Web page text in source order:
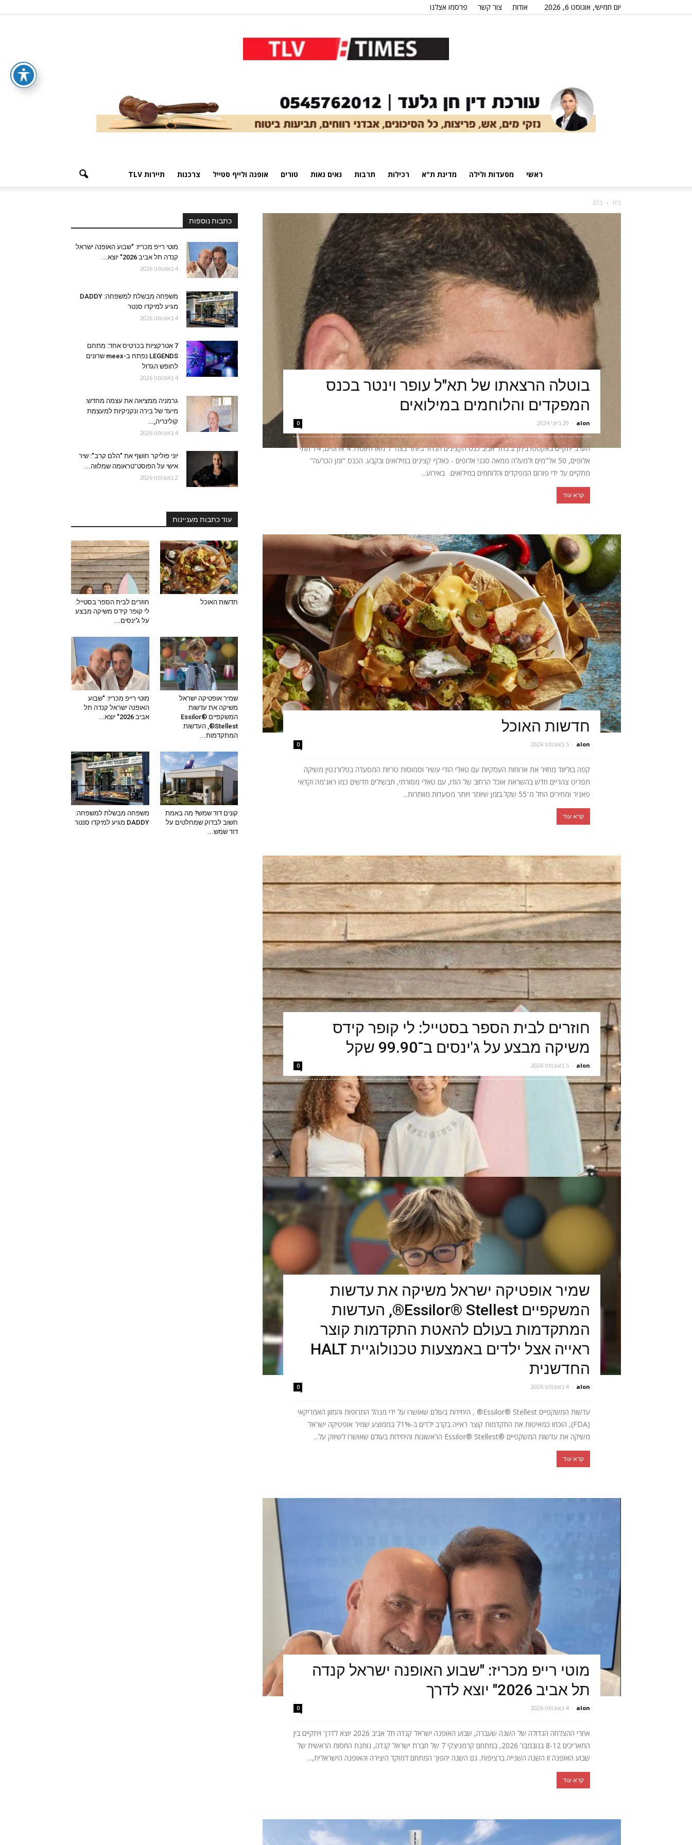
יום חמישי, אוגוסט 6, 2026 אודות צור קשר פרסמו אצלנו
ראשי מסעדות ולילה מדינת ת"א רכילות תרבות גאים גאות טורים אופנה ולייף סטייל צרכנות תיירות TLV
בית בלוג
בוטלה הרצאתו של תא"ל עופר וינטר בכנס
המפקדים והלוחמים במילואים
alon
- 20 ביוני 2024 0
הערב יתקיים באקספו ביתן 2 בתל אביב כנס הקצינים הגדול ביותר בצה״ל מאז היווסדו: 4 אלופים, 14 תתי
אלופים, 50 אל"מים ולמעלה ממאה סגני אלופים - כאלף קצינים במילואים ובקבע. הכנס "זמן הכרעה"
מתקיים על ידי פורום המפקדים והלוחמים במילואים. באירוע...
קרא עוד
חדשות האוכל
alon
- 5 באוגוסט 2026 0
קפה בוליווד מחזיר את ארוחות העסקיות עם טאלי הודי עשיר וסמוסות טריות המסעדה בפלורנטין משיקה
תפריט צהריים חדש בהשראת אוכל הרחוב של הודו, עם טאלי מסורתי, תבשילים חדשים כמו ראג'מה וקדאי
פאניר ומחירים החל מ־55 שקל.בזמן שיותר ויותר מסעדות מוותרות...
קרא עוד
חוזרים לבית הספר בסטייל: לי קופר קידס
משיקה מבצע על ג'ינסים ב־99.90 שקל
alon
- 5 באוגוסט 2026 0
לקראת פתיחת שנת הלימודים מציעה הרשת מגוון רחב של ג'ינסים לילדים ולילדות במחיר מיוחד, למשך
כחודש ובכל סניפי הרשת. לקראת החזרה לבית הספר ולגני הילדים, רשת האופנה הבריטית לי קופר קידס
יוצאת במבצע מיוחד על מגוון רחב של ג'ינסים לילדים...
קרא עוד
שמיר אופטיקה ישראל משיקה את עדשות
המשקפיים Essilor® Stellest®, העדשות
המתקדמות בעולם להאטת התקדמות קוצר
ראייה אצל ילדים באמצעות טכנולוגיית HALT
החדשנית
alon
- 4 באוגוסט 2026 0
עדשות המשקפיים Essilor® Stellest® , היחידות בעולם שאושרו על ידי מנהל התרופות והמזון האמריקאי
(FDA), הוכחו כמאיטות את התקדמות קוצר ראייה בקרב ילדים ב-71% בממוצע שמיר אופטיקה ישראל
משיקה את עדשות המשקפיים ®Essilor® Stellest הראשונות והיחידות בעולם שאושרו לשיווק על...
קרא עוד
מוטי רייפ מכריז: "שבוע האופנה ישראל קנדה
תל אביב 2026" יוצא לדרך
alon
- 4 באוגוסט 2026 0
אחרי ההצלחה הגדולה של השנה שעברה, שבוע האופנה ישראל קנדה תל אביב 2026 יוצא לדרך ויתקיים בין
התאריכים 8-12 בנובמבר 2026, במתחם קרמניצקי 7 של חברת ישראל קנדה, נותנת החסות הראשית של
שבוע האופנה זו השנה השנייה ברציפות. גם השנה יהפוך המתחם למוקד היצירה והאופנה הישראלית,...
קרא עוד
כתבות נוספות
מוטי רייפ מכריז: "שבוע האופנה ישראל
קנדה תל אביב 2026" יוצא...
4 באוגוסט 2026
משפחה מבשלת למשפחה: DADDY
מגיע למיקדו סנטר
4 באוגוסט 2026
7 אטרקציות בכרטיס אחד: מתחם
LEGENDS נפתח ב-meex שרונים
לחופש הגדול
4 באוגוסט 2026
גרמניה ממציאה את עצמה מחדש:
מיעד של בירה ונקניקיות למעצמת
קולינריה,...
4 באוגוסט 2026
יוני פוליקר חושף את "הלם קרב": שיר
אישי על הפוסט־טראומה שמלווה...
2 באוגוסט 2026
עוד כתבות מעניינות
חדשות האוכל
חוזרים לבית הספר בסטייל:
לי קופר קידס משיקה מבצע
על ג'ינסים...
שמיר אופטיקה ישראל
משיקה את עדשות
המשקפיים Essilor®
Stellest®, העדשות
המתקדמות...
מוטי רייפ מכריז: "שבוע
האופנה ישראל קנדה תל
אביב 2026" יוצא...
קונים דוד שמש? מה באמת
חשוב לבדוק שמחלטים על
דוד שמש...
משפחה מבשלת למשפחה:
DADDY מגיע למיקדו סנטר